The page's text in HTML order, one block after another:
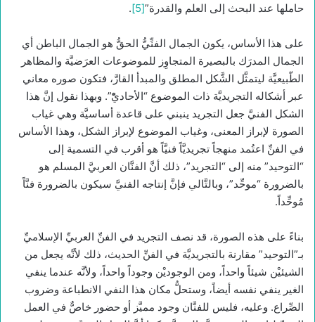
حاملها عند البحث إلى العلم والقدرة”[5]
.
على هذا الأساس، يكون الجمال الفنِّيُّ الحقُّ هو الجمال الباطن أي
الجمال المدرَك بالبصيرة المتجاوِز للموضوعات العرَضيَّة والمظاهر
الطّبيعيَّة ليتمثَّل الشَّكل المطلق والمبدأ القارَّ، فتكون صوره معاني
عبر أشكاله التجريديَّة ذات الموضوع “الأحاديّْ”. وبهذا نقول إنَّ هذا
الشكل الفنيَّ جعل التجريد ينبني على قاعدة أساسيَّة وهي غياب
الصورة لإبراز المعنى، وغياب الموضوع لإبراز الشكل، وهذا الأساس
في الفنِّ اعتُمد منهجاً تجريديَّاً فنيَّاً هو أقرب في التسمية إلى
“التوحيد” منه إلى “التجريد”، ذلك أنَّ الفنَّان العربيَّ المسلم هو
بالضرورة “موحِّد”، وبالتَّالي فإنَّ إنتاجه الفنيَّ سيكون بالضرورة فنَّاً
مُوحِّداً.
بناءً على هذه الصورة، قد نصف التجريد في الفنِّ العربيِّ الإسلاميِّ
بـ”التوحيد” مقارنة بالتجريديَّة في الفنِّ الحديث، ذلك لأنَّه يجعل من
الشيئيْن شيئاً واحداً، ومن الوجوديْن وجوداً واحداً، ولأنَّه عندما ينفي
الغير ينفي نفسه أيضاً، وستحلُّ مكان هذا النفي الانطباعة وضروب
الصِّراع. وعليه، فليس للفنَّان وجود مميَّز أو حضور خاصٌّ في العمل